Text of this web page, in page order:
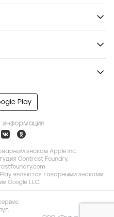
Play
информация
знаком Apple Inc.
Contrast Foundry,
являются товарными знаками
Google LLC.